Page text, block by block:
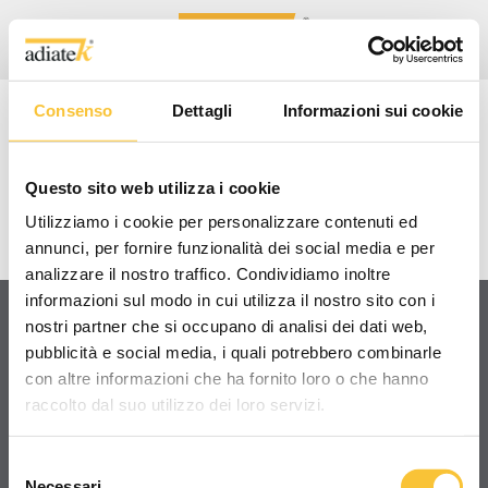
Consenso Dettagli Informazioni sui cookie
Questo sito web utilizza i cookie
Utilizziamo i cookie per personalizzare contenuti ed
annunci, per fornire funzionalità dei social media e per
analizzare il nostro traffico. Condividiamo inoltre
informazioni sul modo in cui utilizza il nostro sito con i
nostri partner che si occupano di analisi dei dati web,
pubblicità e social media, i quali potrebbero combinarle
con altre informazioni che ha fornito loro o che hanno
raccolto dal suo utilizzo dei loro servizi.
CORAL 50
VIDEO PRESENTAZIONE
Condividi